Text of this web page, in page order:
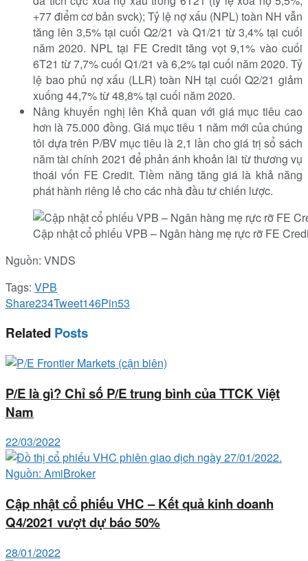
+77 điểm cơ bản svck); Tỷ lệ nợ xấu (NPL) toàn NH vẫn
tăng lên 3,5% tại cuối Q2/21 và Q1/21 từ 3,4% tại cuối
năm 2020. NPL tại FE Credit tăng vọt 9,1% vào cuối
6T21 từ 7,7% cuối Q1/21 và 6,2% tại cuối năm 2020. Tỷ
lệ bao phủ nợ xấu (LLR) toàn NH tại cuối Q2/21 giảm
xuống 44,7% từ 48,8% tại cuối năm 2020.
Nâng khuyến nghị lên Khả quan với giá mục tiêu cao
hơn là 75.000 đồng. Giá mục tiêu 1 năm mới của chúng
tôi dựa trên P/BV mục tiêu là 2,1 lần cho giá trị sổ sách
năm tài chính 2021 để phản ánh khoản lãi từ thương vụ
thoái vốn FE Credit. Tiềm năng tăng giá là khả năng
phát hành riêng lẻ cho các nhà đầu tư chiến lược.
Cập nhật cổ phiếu VPB – Ngân hàng mẹ rực rỡ FE
Nguồn: VNDS
Tags: VPB
Share234Tweet146Pin53
Related Posts
P/E là gì? Chỉ số P/E trung bình của TTCK Việt
Nam
22/03/2022
Cập nhật cổ phiếu VHC – Kết quả kinh doanh
Q4/2021 vượt dự báo 50%
28/01/2022